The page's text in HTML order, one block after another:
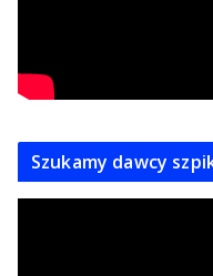
Szukamy dawcy